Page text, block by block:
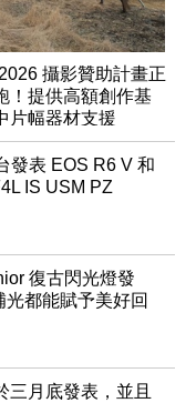
攝影贊助計畫正
！提供高額創作基
片幅器材支援
發表 EOS R6 V 和
IS USM PZ
復古閃光燈發
都能賦予美好回
三月底發表，並且